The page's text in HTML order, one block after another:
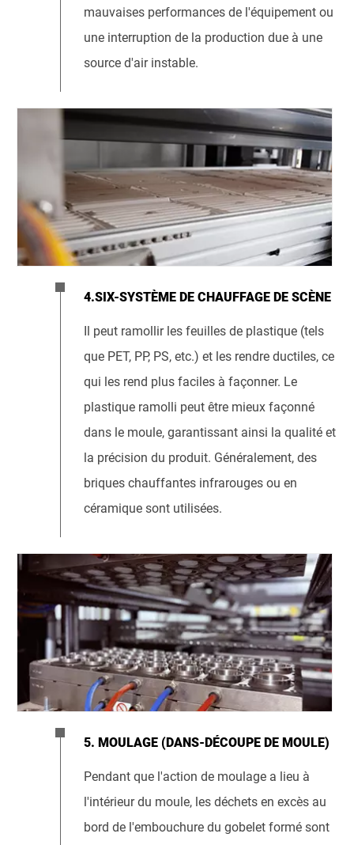
mauvaises performances de l'équipement ou
une interruption de la production due à une
source d'air instable.
4.SIX-SYSTÈME DE CHAUFFAGE DE SCÈNE
Il peut ramollir les feuilles de plastique (tels
que PET, PP, PS, etc.) et les rendre ductiles, ce
qui les rend plus faciles à façonner. Le
plastique ramolli peut être mieux façonné
dans le moule, garantissant ainsi la qualité et
la précision du produit. Généralement, des
briques chauffantes infrarouges ou en
céramique sont utilisées.
5. MOULAGE (DANS-DÉCOUPE DE MOULE)
Pendant que l'action de moulage a lieu à
l'intérieur du moule, les déchets en excès au
bord de l'embouchure du gobelet formé sont